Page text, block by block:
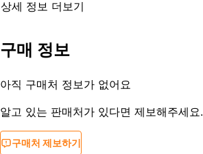
상세 정보 더보기
등록일
구매 정보
아직 구매처 정보가 없어요
알고 있는 판매처가 있다면 제보해주세요.
구매처 제보하기